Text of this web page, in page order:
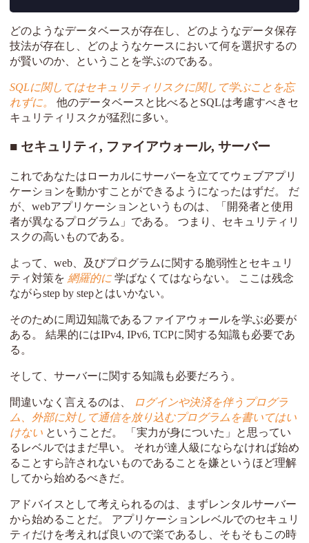
どのようなデータベースが存在し、どのようなデータ保存
技法が存在し、どのようなケースにおいて何を選択するの
が賢いのか、ということを学ぶのである。
SQLに関してはセキュリティリスクに関して学ぶことを忘
れずに。
他のデータベースと比べるとSQLは考慮すべきセ
キュリティリスクが猛烈に多い。
セキュリティ, ファイアウォール, サーバー
これであなたはローカルにサーバーを立ててウェブアプリ
ケーションを動かすことができるようになったはずだ。 だ
が、webアプリケーションというものは、「開発者と使用
者が異なるプログラム」である。 つまり、セキュリティリ
スクの高いものである。
よって、web、及びプログラムに関する脆弱性とセキュリ
ティ対策を 網羅的に学ばなくてはならない。 ここは残念
ながらstep by stepとはいかない。
そのために周辺知識であるファイアウォールを学ぶ必要が
ある。 結果的にはIPv4, IPv6, TCPに関する知識も必要であ
る。
そして、サーバーに関する知識も必要だろう。
間違いなく言えるのは、
ログインや決済を伴うプログラ
ム、外部に対して通信を放り込むプログラムを書いてはい
けないということだ。 「実力が身についた」と思ってい
るレベルではまだ早い。 それが達人級にならなければ始め
ることすら許されないものであることを嫌というほど理解
してから始めるべきだ。
アドバイスとして考えられるのは、まずレンタルサーバー
から始めることだ。 アプリケーションレベルでのセキュリ
ティだけを考えれば良いので楽であるし、そもそもこの時